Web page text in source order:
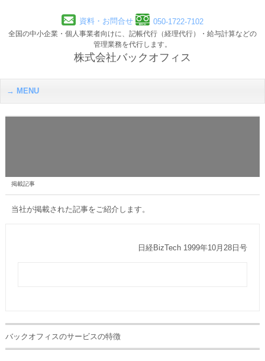
資料・お問合せ 050-1722-7102
全国の中小企業・個人事業者向けに、記帳代行（経理代行）・給与計算などの
管理業務を代行します。
株式会社バックオフィス
MENU
掲載記事
当社が掲載された記事をご紹介します。
日経BizTech 1999年10月28日号
バックオフィスのサービスの特徴